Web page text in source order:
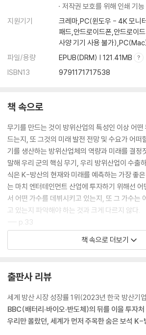
저작권 보호를 위해 인쇄 기
지원기기
크레마,PC(윈도우 - 4K 모니
패드,안드로이드폰,안드로이
사양 기기 사용 불가
파일/용량
EPUB(DRM) | 121.41MB
ISBN13
9791171717538
책 속으로
무기를 만드는 것이 방위산업의 특성인 이상 어
드는지, 또 그것의 미래 발전 전망 및 수요가 어떠
기를 생산하는 방위산업체의 역량과 미래를 결정
말해 우리 군의 핵심 무기, 우리 방위산업이 수출
식은 K-방산의 현재와 미래를 예측하는 가장 좋
는 마치 엔터테인먼트 산업에 투자하기 위해선
서 어떤 가수를 데뷔시키고 있는지, 또 그 가수는
고 있는지 파악해야 하는 것과 크게 다르지 않다.
--- p.33
이 책의 내용은 ‘우리 방위산업은 왜 또 어떻게 강
까지 우리가 판매할 아이템들로는 구체적으로 어
경쟁력은 어떠하며, 미래의 방위산업을 위해 현재
중에 있는지에 대해서도 다룬다.
이어 대한민국 방위산업의 대표적인 라이벌 기업
이 가진 경쟁력과 역량은 어느 정도이며 어떤 경
책 속으로 더보기
출판사 리뷰
세계 방산 시장 성장률 1위(2023년 한국 방산기
BBC(배터리·바이오·반도체)의 뒤를 이을 투자처
우리만 몰랐던, 세계가 먼저 주목한 숨은 보석 K-